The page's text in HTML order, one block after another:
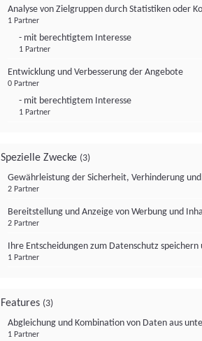
Analyse von Zielgruppen durch Statistiken oder
1 Partner
- mit berechtigtem Interesse
1 Partner
Entwicklung und Verbesserung der Angebote
0 Partner
- mit berechtigtem Interesse
1 Partner
Spezielle Zwecke (3)
Gewährleistung der Sicherheit, Verhinderung
2 Partner
Bereitstellung und Anzeige von Werbung und
2 Partner
Ihre Entscheidungen zum Datenschutz
1 Partner
Features (3)
Abgleichung und Kombination von Daten aus
1 Partner